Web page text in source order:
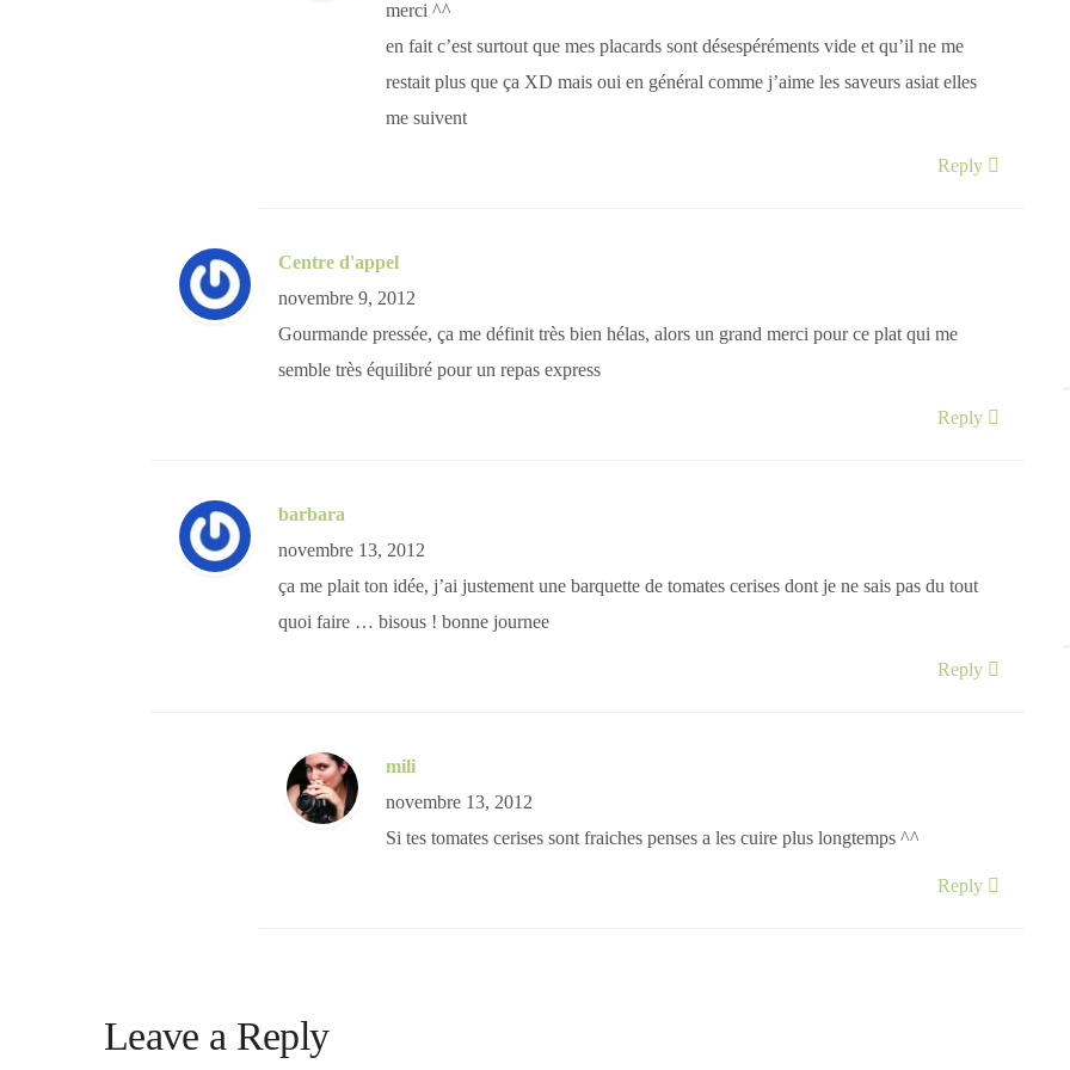
merci ^^
en fait c’est surtout que mes placards sont désespéréments vide et qu’il ne me
restait plus que ça XD mais oui en général comme j’aime les saveurs asiat elles
me suivent
Reply
Centre d'appel
novembre 9, 2012
Gourmande pressée, ça me définit très bien hélas, alors un grand merci pour ce plat qui me
semble très équilibré pour un repas express
Reply
barbara
novembre 13, 2012
ça me plait ton idée, j’ai justement une barquette de tomates cerises dont je ne sais pas du tout
quoi faire … bisous ! bonne journee
Reply
mili
novembre 13, 2012
Si tes tomates cerises sont fraiches penses a les cuire plus longtemps ^^
Reply
Leave a Reply